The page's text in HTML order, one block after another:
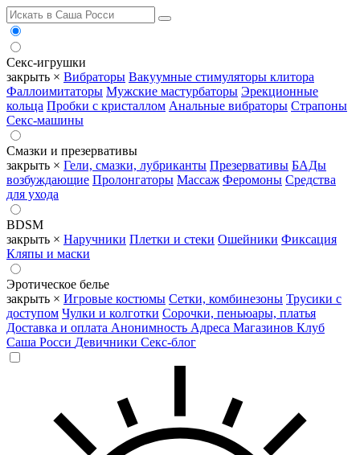
Секс-игрушки
закрыть × Вибраторы Вакуумные стимуляторы клитора
Фаллоимитаторы Мужские мастурбаторы Эрекционные
кольца Пробки с кристаллом Анальные вибраторы Страпоны
Секс-машины
Смазки и презервативы
закрыть × Гели, смазки, лубриканты Презервативы БАДы
возбуждающие Пролонгаторы Массаж Феромоны Средства
для ухода
BDSM
закрыть × Наручники Плетки и стеки Ошейники Фиксация
Кляпы и маски
Эротическое белье
закрыть × Игровые костюмы Сетки, комбинезоны Трусики с
доступом Чулки и колготки Сорочки, пеньюары, платья
Доставка и оплата Анонимность Адреса Магазинов Клуб
Саша Росси Девичники Секс-блог